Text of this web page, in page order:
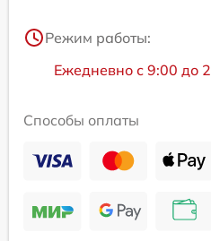
Режим работы:
Ежедневно с 9:00 до
Способы оплаты